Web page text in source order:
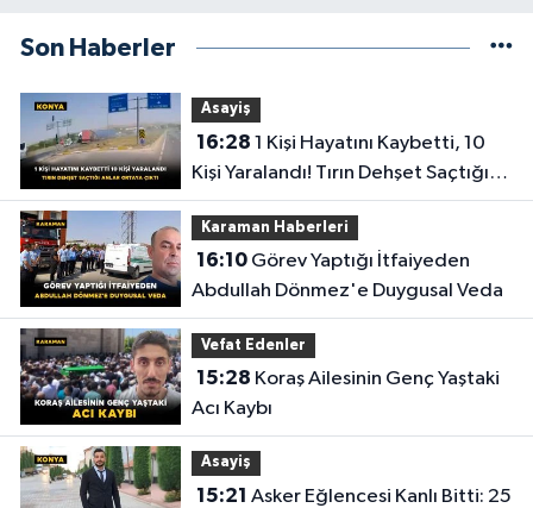
Son Haberler
Asayiş
16:28
Kişi Yaralandı! Tırın Dehşet Saçtığı
Anlar Ortaya Çıktı
Karaman Haberleri
16:10Görev Yaptığı İtfaiyeden
Abdullah Dönmez'e Duygusal Veda
Vefat Edenler
15:28
Acı Kaybı
Asayiş
15:21